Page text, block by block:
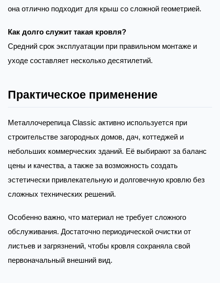
она отлично подходит для крыш со сложной геометрией.
Как долго служит такая кровля?
Средний срок эксплуатации при правильном монтаже и
уходе составляет несколько десятилетий.
Практическое применение
Металлочерепица Classic активно используется при
строительстве загородных домов, дач, коттеджей и
небольших коммерческих зданий. Её выбирают за баланс
цены и качества, а также за возможность создать
эстетически привлекательную и долговечную кровлю без
сложных технических решений.
Особенно важно, что материал не требует сложного
обслуживания. Достаточно периодической очистки от
листьев и загрязнений, чтобы кровля сохраняла свой
первоначальный внешний вид.